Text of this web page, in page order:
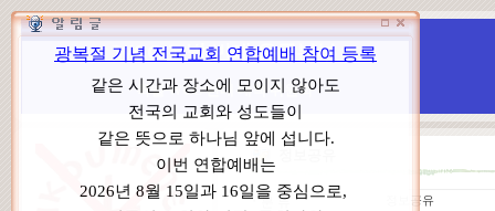
WCC 고발(반대)운동본부
특별 WCC 반대 대책 위원회
ㆍ분 류 정보공유